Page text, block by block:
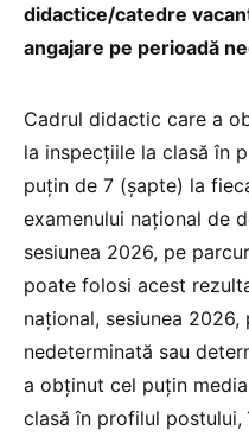
didactice/catedre
angajare pe perioadă
Cadrul didactic care a
la inspecțiile la clasă în
puţin de 7 (şapte) la
examenului național de
sesiunea 2026, pe
poate folosi acest
naţional, sesiunea
nedeterminată sau
a obținut cel puțin
clasă în profilul postului,